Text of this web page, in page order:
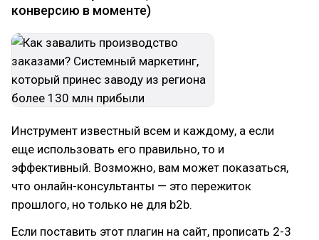
конверсию в моменте)
Инструмент известный всем и каждому, а если
еще использовать его правильно, то и
эффективный. Возможно, вам может показаться,
что онлайн-консультанты — это пережиток
прошлого, но только не для b2b.
Если поставить этот плагин на сайт, прописать 2-3